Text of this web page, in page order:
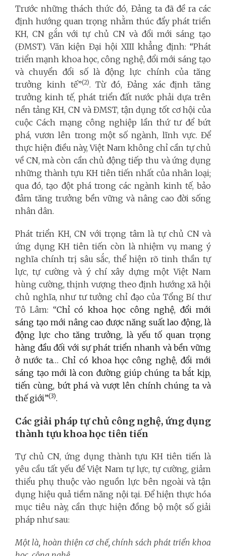
Trước những thách thức đó, Đảng ta đã đề ra các
định hướng quan trọng nhằm thúc đẩy phát triển
KH, CN gắn với tự chủ CN và đổi mới sáng tạo
(ĐMST). Văn kiện Đại hội XIII khẳng định: “Phát
triển mạnh khoa học, công nghệ, đổi mới sáng tạo
và chuyển đổi số là động lực chính của tăng
trưởng kinh tế”(2). Từ đó, Đảng xác định tăng
trưởng kinh tế, phát triển đất nước phải dựa trên
nền tảng KH, CN và ĐMST, tận dụng tốt cơ hội của
cuộc Cách mạng công nghiệp lần thứ tư để bứt
phá, vươn lên trong một số ngành, lĩnh vực. Để
thực hiện điều này, Việt Nam không chỉ cần tự chủ
về CN, mà còn cần chủ động tiếp thu và ứng dụng
những thành tựu KH tiên tiến nhất của nhân loại;
qua đó, tạo đột phá trong các ngành kinh tế, bảo
đảm tăng trưởng bền vững và nâng cao đời sống
nhân dân.
Phát triển KH, CN với trọng tâm là tự chủ CN và
ứng dụng KH tiên tiến còn là nhiệm vụ mang ý
nghĩa chính trị sâu sắc, thể hiện rõ tinh thần tự
lực, tự cường và ý chí xây dựng một Việt Nam
hùng cường, thịnh vượng theo định hướng xã hội
chủ nghĩa, như tư tưởng chỉ đạo của Tổng Bí thư
Tô Lâm: “Chỉ có khoa học công nghệ, đổi mới
sáng tạo mới nâng cao được năng suất lao động, là
động lực cho tăng trưởng, là yếu tố quan trọng
hàng đầu đối với sự phát triển nhanh và bền vững
ở nước ta… Chỉ có khoa học công nghệ, đổi mới
sáng tạo mới là con đường giúp chúng ta bắt kịp,
tiến cùng, bứt phá và vượt lên chính chúng ta và
thế giới”(3).
Các giải pháp tự chủ công nghệ, ứng dụng
thành tựu khoa học tiên tiến
Tự chủ CN, ứng dụng thành tựu KH tiên tiến là
yêu cầu tất yếu để Việt Nam tự lực, tự cường, giảm
thiểu phụ thuộc vào nguồn lực bên ngoài và tận
dụng hiệu quả tiềm năng nội tại. Để hiện thực hóa
mục tiêu này, cần thực hiện đồng bộ một số giải
pháp như sau:
Một là, hoàn thiện cơ chế, chính sách phát triển khoa